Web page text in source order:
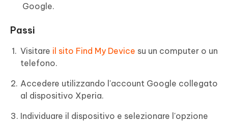
Google.
Passi
Visitare il sito Find My Device su un computer o un
telefono.
Accedere utilizzando l'account Google collegato
al dispositivo Xperia.
Individuare il dispositivo e selezionare l'opzione